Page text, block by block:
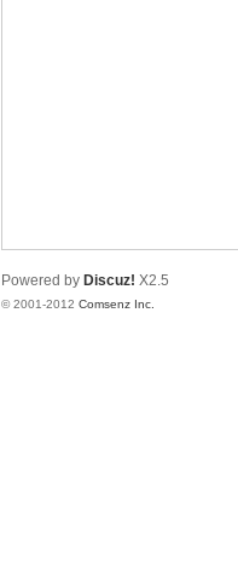
Powered by Discuz! X2.5
© 2001-2012 Comsenz Inc.